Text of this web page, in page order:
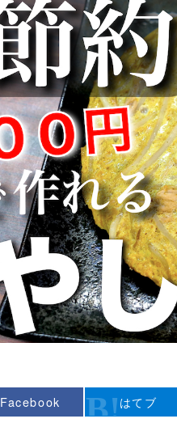
Facebook はてブ